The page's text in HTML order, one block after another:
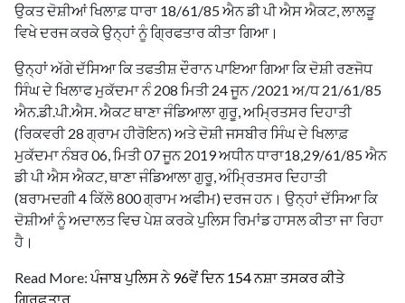
ਉਕਤ ਦੋਸ਼ੀਆਂ ਖਿਲਾਫ਼ ਧਾਰਾ 18/61/85 ਐਨ ਡੀ ਪੀ ਐਸ ਐਕਟ, ਲਾਲੜੂ
ਵਿਖੇ ਦਰਜ ਕਰਕੇ ਉਨ੍ਹਾਂ ਨੂੰ ਗ੍ਰਿਫਤਾਰ ਕੀਤਾ ਗਿਆ।
ਉਨ੍ਹਾਂ ਅੱਗੇ ਦੱਸਿਆ ਕਿ ਤਫਤੀਸ਼ ਦੌਰਾਨ ਪਾਇਆ ਗਿਆ ਕਿ ਦੋਸ਼ੀ ਰਣਜੋਧ
ਸਿੰਘ ਦੇ ਖਿਲਾਫ ਮੁਕੱਦਮਾ ਨੰ 208 ਮਿਤੀ 24 ਜੂਨ /2021 ਅ/ਧ 21/61/85
ਐਨ.ਡੀ.ਪੀ.ਐਸ. ਐਕਟ ਥਾਣਾ ਜੰਡਿਆਲਾ ਗੁਰੂ, ਅਮ੍ਰਿਤਸਰ ਦਿਹਾਤੀ
(ਰਿਕਵਰੀ 28 ਗ੍ਰਾਮ ਹੀਰੋਇਨ) ਅਤੇ ਦੋਸ਼ੀ ਜਸਬੀਰ ਸਿੰਘ ਦੇ ਖਿਲਾਫ਼
ਮੁਕੱਦਮਾ ਨੰਬਰ 06, ਮਿਤੀ 07 ਜੂਨ 2019 ਅਧੀਨ ਧਾਰਾ18,29/61/85 ਐਨ
ਡੀ ਪੀ ਐਸ ਐਕਟ, ਥਾਣਾ ਜੰਡਿਆਲਾ ਗੁਰੂ, ਅੰਮ੍ਰਿਤਸਰ ਦਿਹਾਤੀ
(ਬਰਾਮਦਗੀ 4 ਕਿੱਲੋ 800 ਗ੍ਰਾਮ ਅਫੀਮ) ਦਰਜ ਹਨ। ਉਨ੍ਹਾਂ ਦੱਸਿਆ ਕਿ
ਦੋਸ਼ੀਆਂ ਨੂੰ ਅਦਾਲਤ ਵਿਚ ਪੇਸ਼ ਕਰਕੇ ਪੁਲਿਸ ਰਿਮਾਂਡ ਹਾਸਲ ਕੀਤਾ ਜਾ ਰਿਹਾ
ਹੈ।
Read More:ਪੰਜਾਬ ਪੁਲਿਸ ਨੇ 96ਵੇਂ ਦਿਨ 154 ਨਸ਼ਾ ਤਸਕਰ ਕੀਤੇ
ਗ੍ਰਿਫ਼ਤਾਰ